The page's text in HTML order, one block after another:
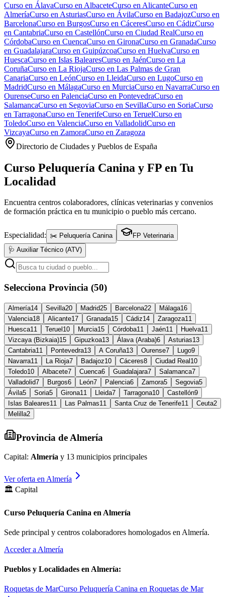
Curso en ÁlavaCurso en AlbaceteCurso en AlicanteCurso en
AlmeríaCurso en AsturiasCurso en ÁvilaCurso en BadajozCurso en
BarcelonaCurso en BurgosCurso en CáceresCurso en CádizCurso
en CantabriaCurso en CastellónCurso en Ciudad RealCurso en
CórdobaCurso en CuencaCurso en GironaCurso en GranadaCurso
en GuadalajaraCurso en GuipúzcoaCurso en HuelvaCurso en
HuescaCurso en Islas BalearesCurso en JaénCurso en La
CoruñaCurso en La RiojaCurso en Las Palmas de Gran
CanariaCurso en LeónCurso en LleidaCurso en LugoCurso en
MadridCurso en MálagaCurso en MurciaCurso en NavarraCurso en
OurenseCurso en PalenciaCurso en PontevedraCurso en
SalamancaCurso en SegoviaCurso en SevillaCurso en SoriaCurso
en TarragonaCurso en TenerifeCurso en TeruelCurso en
ToledoCurso en ValenciaCurso en ValladolidCurso en
VizcayaCurso en ZamoraCurso en Zaragoza
Directorio de Ciudades y Pueblos de España
Curso Peluquería Canina y FP en Tu
Localidad
Encuentra centros colaboradores, clínicas veterinarias y convenios
de formación práctica en tu municipio o pueblo más cercano.
Especialidad: ✂️ Peluquería Canina
FP Veterinaria
🩺 Auxiliar Técnico (ATV)
Selecciona Provincia (50)
Almería14 Sevilla20 Madrid25 Barcelona22 Málaga16
Valencia18 Alicante17 Granada15 Cádiz14 Zaragoza11
Huesca11 Teruel 10 Murcia15 Córdoba11 Jaén11 Huelva11
Vizcaya (Bizkaia)15 Gipuzkoa13 Álava (Araba)6 Asturias13
Cantabria11 Pontevedra13 A Coruña13 Ourense7 Lugo9
Navarra11 La Rioja7 Badajoz10 Cáceres8 Ciudad Real 10
Toledo10 Albacete7 Cuenca6 Guadalajara7 Salamanca7
Valladolid7 Burgos6 León7 Palencia6 Zamora5 Segovia5
Ávila5 Soria5 Girona11 Lleida7 Tarragona10 Castellón9
Islas Baleares11 Las Palmas11 Santa Cruz de Tenerife11 Ceuta2
Melilla2
Provincia de Almería
Capital: Almería y 13 municipios principales
Ver oferta en Almería
🏛️ Capital
Curso Peluquería Canina en Almería
Sede principal y centros colaboradores homologados en Almería.
Acceder a Almería
Pueblos y Localidades en Almería:
Roquetas de MarCurso Peluquería Canina en Roquetas de Mar